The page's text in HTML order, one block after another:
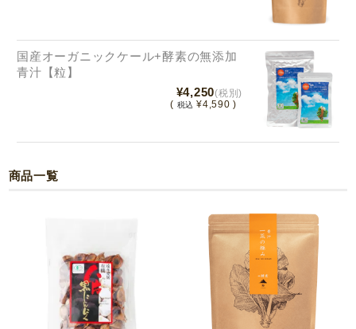
国産オーガニックケール+酵素の無添加
青汁【粒】
¥4,250(税別)
( 税込 ¥4,590 )
商品一覧